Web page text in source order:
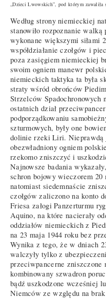
„Dzieci Lwowskich”, pod którym zawaliła
Według strony niemieckiej
stanowiło rozpoznanie
wykonane większymi siłami
współdziałanie czołgów i
poza zasięgiem niemieckiej
swoim ogniem manewr
niemieckich taktyka ta była
straty wśród obrońców
Strzelców Spadochronowych
ostatnich dział
podporządkowaniu
szturmowych, były one
dolinie rzeki Liri. Nieprawdą
obezwładniony ogniem
rzekomo zniszczyć i
Najnowsze badania
schron bojowy wieczorem 20
natomiast siedemnaście
czołgów zaliczono na konto
Friesa załogi Panzerturmu
Aquino, na które nacierały
oddziałów niemieckich z
na 23 maja 1944 roku bez
Wynika z tego, że w dniach
walczyły tylko z
przeciwpancerne zniszczone
kombinowany szwadron
bądź uszkodzone wcześniej
Niemców ze względu na